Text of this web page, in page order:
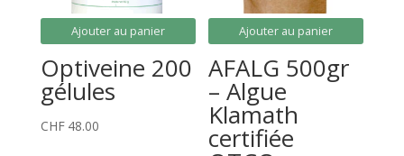
Ajouter au panier
Optiveine 200
gélules
CHF 48.00
Ajouter au panier
AFALG 500gr
– Algue
Klamath
certifiée